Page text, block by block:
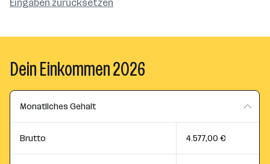
Eingaben zurücksetzen
Dein Einkommen 2026
Monatliches Gehalt
Brutto 4.577,00 €